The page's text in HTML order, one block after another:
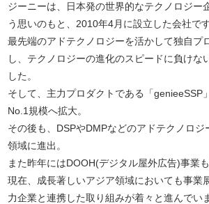
ジーニーは、日本発の世界的なテクノロジー
う思いのもと、2010年4月に設立した会社です
最先端のアドテクノロジーを活かして独自プ
し、テクノロジーの進化のスピードに負けな
した。
そして、主力プロダクトである「genieeSSP
No.1規模へ拡大。
その後も、DSPやDMPなどのアドテクノロジ
領域に進出。
また昨年にはDOOH(デジタル屋外広告)事業も
現在、成長著しいアジア領域においても事業
力企業と連携した取り組みが着々と進んでい